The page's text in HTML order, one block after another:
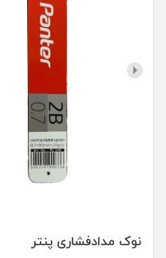
نوک مدادفشاری پنتر